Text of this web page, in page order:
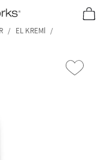
Detayları
EL KREMI